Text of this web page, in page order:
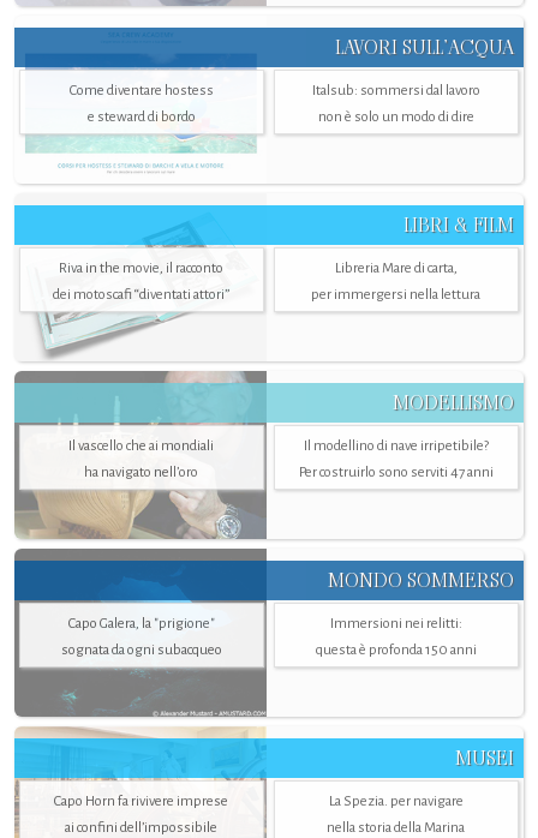
LAVORI SULL’ACQUA
Come diventare hostess
e steward di bordo
Italsub: sommersi dal lavoro
non è solo un modo di dire
LIBRI & FILM
Riva in the movie, il racconto
dei motoscafi “diventati attori”
Libreria Mare di carta,
per immergersi nella lettura
MODELLISMO
Il vascello che ai mondiali
ha navigato nell’oro
Il modellino di nave irripetibile?
Per costruirlo sono serviti 47 anni
MONDO SOMMERSO
Capo Galera, la "prigione"
sognata da ogni subacqueo
Immersioni nei relitti:
questa è profonda 150 anni
MUSEI
Capo Horn fa rivivere imprese
ai confini dell’impossibile
La Spezia. per navigare
nella storia della Marina